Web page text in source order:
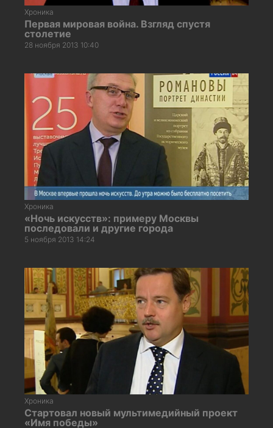
Хроника
Первая мировая война. Взгляд спустя
столетие
28 ноября 2013 10:40
Хроника
«Ночь искусств»: примеру Москвы
последовали и другие города
5 ноября 2013 14:24
Хроника
Стартовал новый мультимедийный проект
«Имя победы»